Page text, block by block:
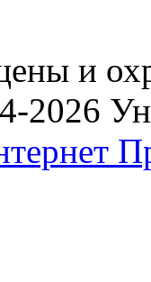
и
2026